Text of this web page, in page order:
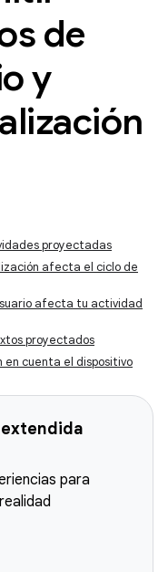
de
y
proyectadas
afecta el ciclo de
afecta tu actividad
proyectados
en cuenta el dispositivo
para